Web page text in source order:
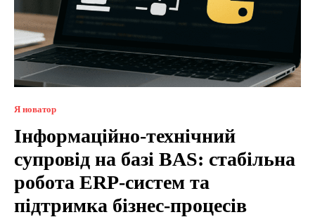
Я новатор
Інформаційно-технічний
супровід на базі BAS: стабільна
робота ERP-систем та
підтримка бізнес-процесів